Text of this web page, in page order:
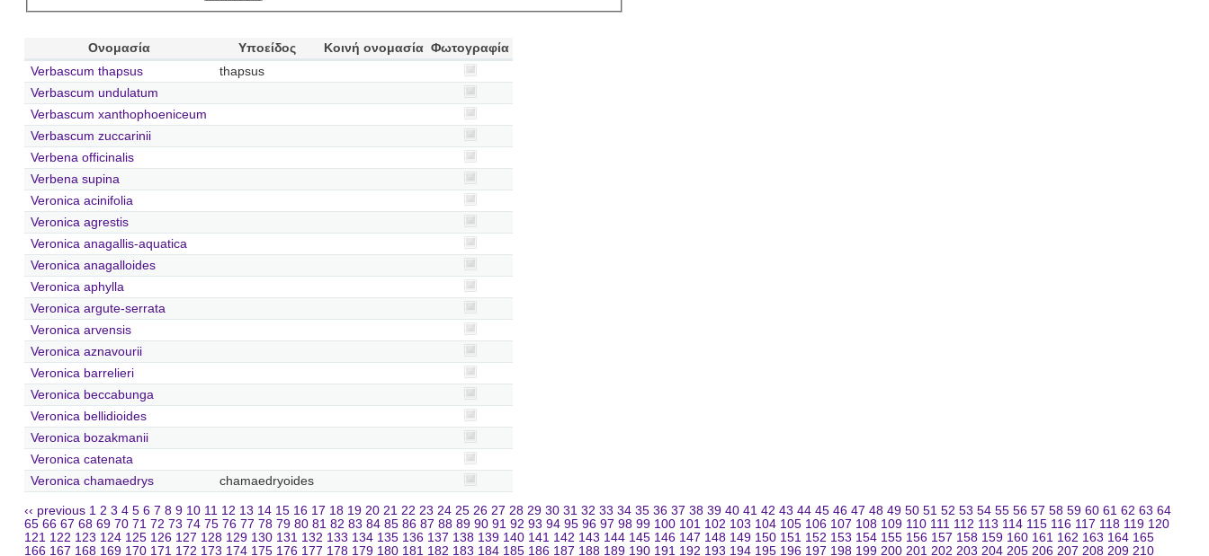
Ονομασία Υποείδος Κοινή ονομασία Φωτογραφία
Verbascum thapsus
thapsus
Verbascum undulatum
Verbascum xanthophoeniceum
Verbascum zuccarinii
Verbena officinalis
Verbena supina
Veronica acinifolia
Veronica agrestis
Veronica anagallis-aquatica
Veronica anagalloides
Veronica aphylla
Veronica argute-serrata
Veronica arvensis
Veronica aznavourii
Veronica barrelieri
Veronica beccabunga
Veronica bellidioides
Veronica bozakmanii
Veronica catenata
Veronica chamaedrys
chamaedryoides
‹‹ previous 1 2 3 4 5 6 7 8 9 10 11 12 13 14 15 16 17 18 19 20 21 22 23 24 25 26 27 28 29 30 31 32 33 34 35 36 37 38 39 40 41 42 43 44 45 46 47 48 49 50 51 52 53 54 55 56 57 58 59 60 61 62 63 64
65 66 67 68 69 70 71 72 73 74 75 76 77 78 79 80 81 82 83 84 85 86 87 88 89 90 91 92 93 94 95 96 97 98 99 100 101 102 103 104 105 106 107 108 109 110 111 112 113 114 115 116 117 118 119 120
121 122 123 124 125 126 127 128 129 130 131 132 133 134 135 136 137 138 139 140 141 142 143 144 145 146 147 148 149 150 151 152 153 154 155 156 157 158 159 160 161 162 163 164 165
166 167 168 169 170 171 172 173 174 175 176 177 178 179 180 181 182 183 184 185 186 187 188 189 190 191 192 193 194 195 196 197 198 199 200 201 202 203 204 205 206 207 208 209 210